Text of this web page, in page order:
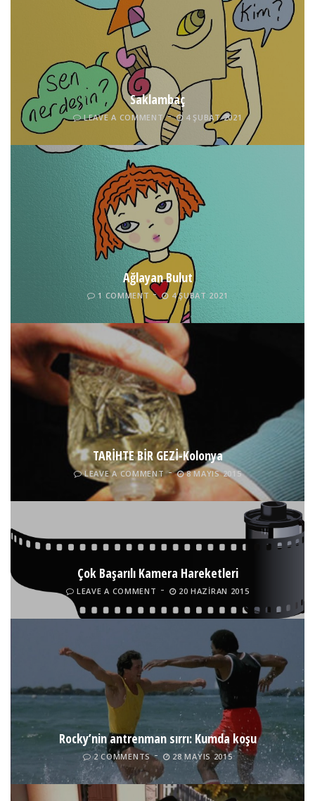
Saklambaç
LEAVE A COMMENT 4 ŞUBAT 2021
Ağlayan Bulut
1 COMMENT 4 ŞUBAT 2021
TARİHTE BİR GEZİ-Kolonya
LEAVE A COMMENT 8 MAYIS 2015
Çok Başarılı Kamera Hareketleri
LEAVE A COMMENT 20 HAZIRAN 2015
Rocky’nin antrenman sırrı: Kumda koşu
2 COMMENTS 28 MAYIS 2015